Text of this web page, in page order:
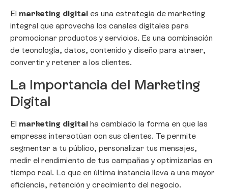
El marketing digital es una estrategia de marketing
integral que aprovecha los canales digitales para
promocionar productos y servicios. Es una combinación
de tecnología, datos, contenido y diseño para atraer,
convertir y retener a los clientes.
La Importancia del Marketing
Digital
El marketing digital ha cambiado la forma en que las
empresas interactúan con sus clientes. Te permite
segmentar a tu público, personalizar tus mensajes,
medir el rendimiento de tus campañas y optimizarlas en
tiempo real. Lo que en última instancia lleva a una mayor
eficiencia, retención y crecimiento del negocio.